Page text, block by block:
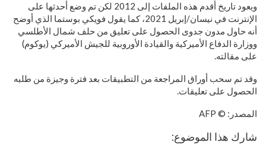
ويعود تاريخ أقدم هذه الملفات إلى 2012 لكن تم وضع أحدثها على
الإنترنت في نيسان/إبريل 2021، كما يقول فويكي بوستما الذي أوضح
أنه حاول مدون جدوى الحصول على تعليق من حلف شمال الأطلسي
ووزارة الدفاع الأميركية والقيادة الأوروبية للجيش الأميركي (يوكوم)
على مقالته.
وقد تم سحب أوراق المراجعة من التطبيقات بعد فترة وجيزة من طلبه
الحصول على تعليقات.
المصدر: © AFP
شارك هذا الموضوع: